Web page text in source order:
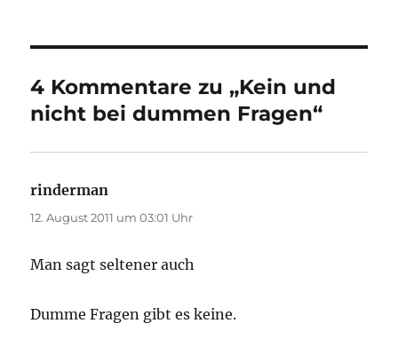
4 Kommentare zu „Kein und
nicht bei dummen Fragen“
rinderman
12. August 2011 um 03:01 Uhr
Man sagt seltener auch
Dumme Fragen gibt es keine.